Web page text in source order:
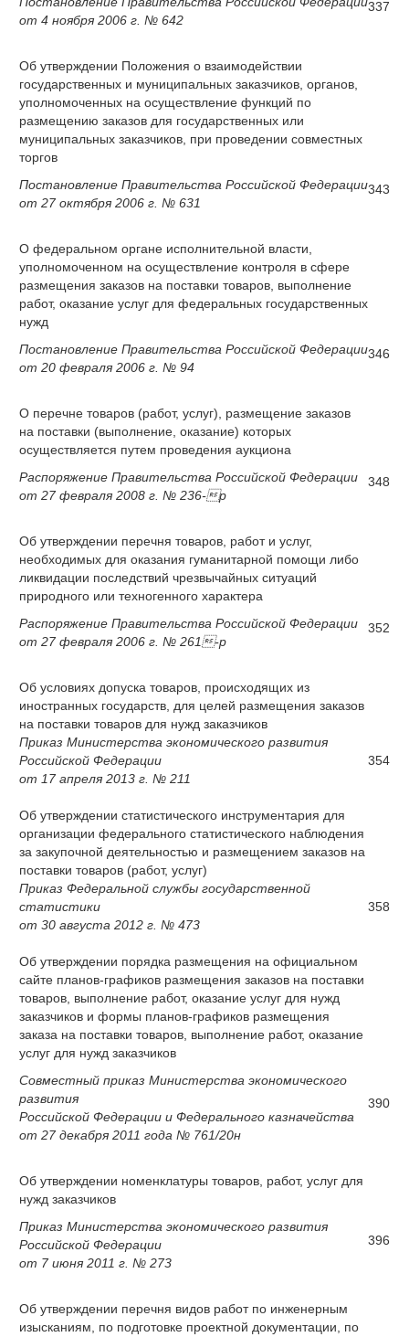
от 4 ноября 2006 г. № 642
337
Об утверждении Положения о взаимодействии
государственных и муниципальных заказчиков, органов,
уполномоченных на осуществление функций по
размещению заказов для государственных или
муниципальных заказчиков, при проведении совместных
торгов
Постановление Правительства Российской Федерации
от 27 октября 2006 г. № 631
343
О федеральном органе исполнительной власти,
уполномоченном на осуществление контроля в сфере
размещения заказов на поставки товаров, выполнение
работ, оказание услуг для федеральных государственных
нужд
Постановление Правительства Российской Федерации
от 20 февраля 2006 г. № 94
346
О перечне товаров (работ, услуг), размещение заказов
на поставки (выполнение, оказание) которых
осуществляется путем проведения аукциона
Распоряжение Правительства Российской Федерации
от 27 февраля 2008 г. № 236-р
348
Об утверждении перечня товаров, работ и услуг,
необходимых для оказания гуманитарной помощи либо
ликвидации последствий чрезвычайных ситуаций
природного или техногенного характера
Распоряжение Правительства Российской Федерации
от 27 февраля 2006 г. № 261-р
352
Об условиях допуска товаров, происходящих из
иностранных государств, для целей размещения заказов
на поставки товаров для нужд заказчиков
Приказ Министерства экономического развития
Российской Федерации
от 17 апреля 2013 г. № 211
354
Об утверждении статистического инструментария для
организации федерального статистического наблюдения
за закупочной деятельностью и размещением заказов на
поставки товаров (работ, услуг)
Приказ Федеральной службы государственной
статистики
от 30 августа 2012 г. № 473
358
Об утверждении порядка размещения на официальном
сайте планов-графиков размещения заказов на поставки
товаров, выполнение работ, оказание услуг для нужд
заказчиков и формы планов-графиков размещения
заказа на поставки товаров, выполнение работ, оказание
услуг для нужд заказчиков
Совместный приказ Министерства экономического
развития
Российской Федерации и Федерального казначейства
от 27 декабря 2011 года № 761/20н
390
Об утверждении номенклатуры товаров, работ, услуг для
нужд заказчиков
Приказ Министерства экономического развития
Российской Федерации
от 7 июня 2011 г. № 273
396
Об утверждении перечня видов работ по инженерным
изысканиям, по подготовке проектной документации, по